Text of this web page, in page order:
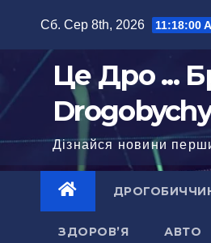
Сб. Сер 8th, 2026 11:18:01
Це Дро ...
Дізнайся новини
ЗДОРОВ’Я АВТО